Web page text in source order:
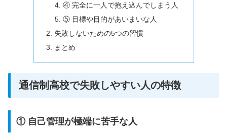
④ 完全に一人で抱え込んでしまう人
⑤ 目標や目的があいまいな人
失敗しないための5つの習慣
まとめ
通信制高校で失敗しやすい人の特徴
① 自己管理が極端に苦手な人